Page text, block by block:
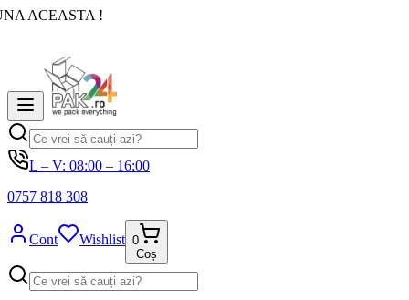
ACEASTA !
L – V: 08:00 – 16:00
0757 818 308
Cont Wishlist 0
Coș